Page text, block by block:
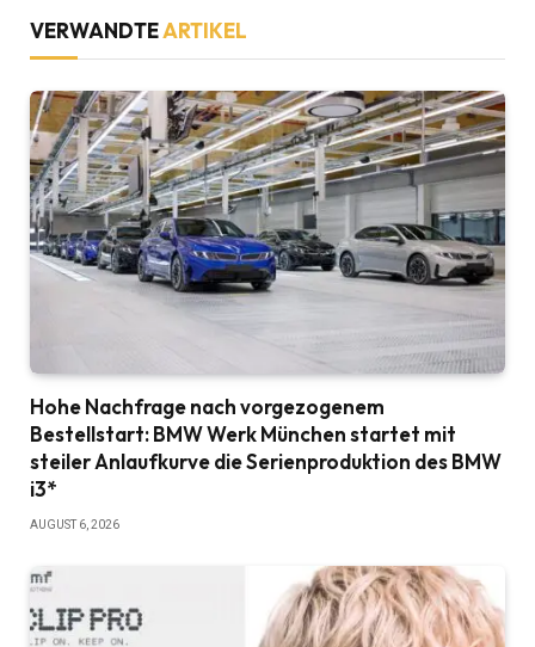
VERWANDTEARTIKEL
Hohe Nachfrage nach vorgezogenem
Bestellstart: BMW Werk München startet mit
steiler Anlaufkurve die Serienproduktion des BMW
i3*
AUGUST 6, 2026